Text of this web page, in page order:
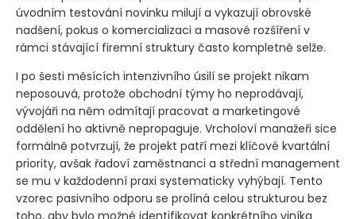
úvodním testování novinku milují a vykazují obrovské
nadšení, pokus o komercializaci a masové rozšíření v
rámci stávající firemní struktury často kompletně selže.
I po šesti měsících intenzivního úsilí se projekt nikam
neposouvá, protože obchodní týmy ho neprodávají,
vývojáři na něm odmítají pracovat a marketingové
oddělení ho aktivně nepropaguje. Vrcholoví manažeři sice
formálně potvrzují, že projekt patří mezi klíčové kvartální
priority, avšak řadoví zaměstnanci a střední management
se mu v každodenní praxi systematicky vyhýbají. Tento
vzorec pasivního odporu se prolíná celou strukturou bez
toho, aby bylo možné identifikovat konkrétního viníka